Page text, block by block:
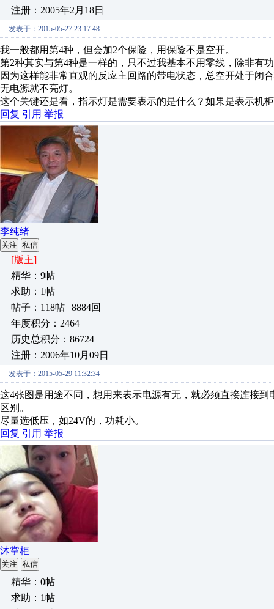
注册：2005年2月18日
发表于：2015-05-27 23:17:48
我一般都用第4种，但会加2个保险，用保险不是空开。
第2种其实与第4种是一样的，只不过我基本不用零线，除非有
因为这样能非常直观的反应主回路的带电状态，总空开处于闭
无电源就不亮灯。
这个关键还是看，指示灯是需要表示的是什么？如果是表示机
回复 引用 举报
李纯绪
关注 私信
[版主]
精华：9帖
求助：1帖
帖子：118帖 | 8884回
年度积分：2464
历史总积分：86724
注册：2006年10月09日
发表于：2015-05-29 11:32:34
这4张图是用途不同，想用来表示电源有无，就必须直接连接
区别。
尽量选低压，如24V的，功耗小。
回复 引用 举报
沐掌柜
关注 私信
精华：0帖
求助：1帖